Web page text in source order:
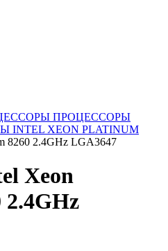
ПРОЦЕССОРЫ
XEON PLATINUM
8260 2.4GHz LGA3647
Xeon
2.4GHz